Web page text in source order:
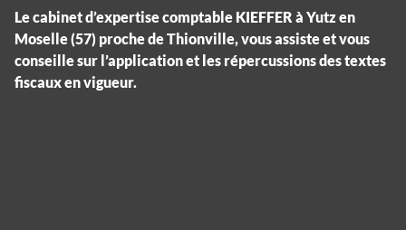
Le cabinet d’expertise comptable KIEFFER à Yutz en
Moselle (57) proche de Thionville, vous assiste et vous
conseille sur l’application et les répercussions des textes
fiscaux en vigueur.